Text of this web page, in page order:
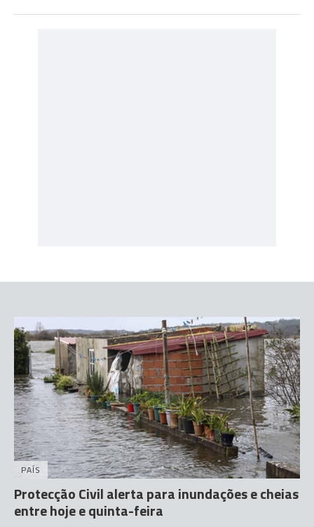
PAÍS
Protecção Civil alerta para inundações e cheias
entre hoje e quinta-feira